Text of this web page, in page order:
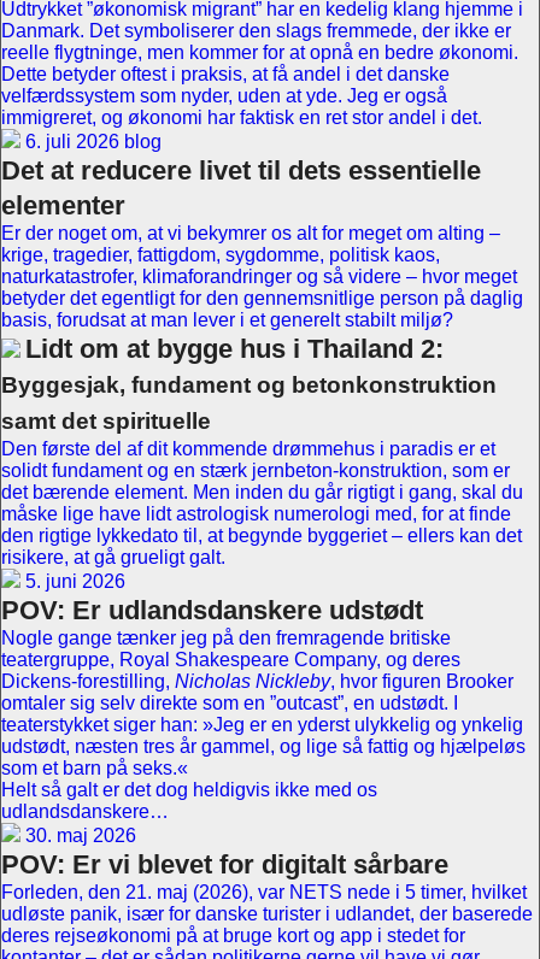
Udtrykket ”økonomisk migrant” har en kedelig klang hjemme i
Danmark. Det symboliserer den slags fremmede, der ikke er
reelle flygtninge, men kommer for at opnå en bedre økonomi.
Dette betyder oftest i praksis, at få andel i det danske
velfærdssystem som nyder, uden at yde. Jeg er også
immigreret, og økonomi har faktisk en ret stor andel i det.
6. juli 2026 blog
Det at reducere livet til dets essentielle
elementer
Er der noget om, at vi bekymrer os alt for meget om alting –
krige, tragedier, fattigdom, sygdomme, politisk kaos,
naturkatastrofer, klimaforandringer og så videre – hvor meget
betyder det egentligt for den gennemsnitlige person på daglig
basis, forudsat at man lever i et generelt stabilt miljø?
Lidt om at bygge hus i Thailand 2:
Byggesjak, fundament og betonkonstruktion
samt det spirituelle
Den første del af dit kommende drømmehus i paradis er et
solidt fundament og en stærk jernbeton-konstruktion, som er
det bærende element. Men inden du går rigtigt i gang, skal du
måske lige have lidt astrologisk numerologi med, for at finde
den rigtige lykkedato til, at begynde byggeriet – ellers kan det
risikere, at gå grueligt galt.
5. juni 2026
POV: Er udlandsdanskere udstødt
Nogle gange tænker jeg på den fremragende britiske
teatergruppe, Royal Shakespeare Company, og deres
Dickens-forestilling, Nicholas Nickleby, hvor figuren Brooker
omtaler sig selv direkte som en ”outcast”, en udstødt. I
teaterstykket siger han: »Jeg er en yderst ulykkelig og ynkelig
udstødt, næsten tres år gammel, og lige så fattig og hjælpeløs
som et barn på seks.«
Helt så galt er det dog heldigvis ikke med os
udlandsdanskere…
30. maj 2026
POV: Er vi blevet for digitalt sårbare
Forleden, den 21. maj (2026), var NETS nede i 5 timer, hvilket
udløste panik, især for danske turister i udlandet, der baserede
deres rejseøkonomi på at bruge kort og app i stedet for